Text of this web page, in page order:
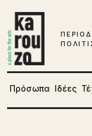
Πρόσωπα Ιδέες